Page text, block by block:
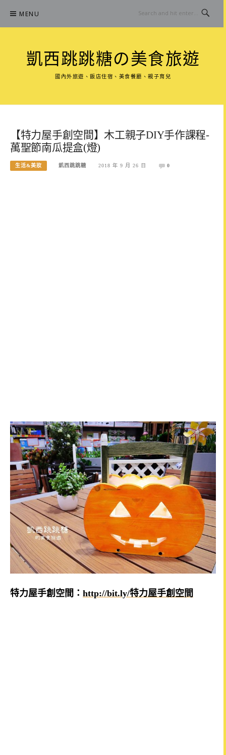
content
MENU
凱西跳跳糖の美食旅遊
國內外旅遊、飯店住宿、美食餐廳、親子育兒
【特力屋手創空間】木工親子DIY手作課程-
萬聖節南瓜提盒(燈)
生活&美妝 凱西跳跳糖 2018 年 9 月 26 日 0
特力屋手創空間： http://bit.ly/特力屋手創空間